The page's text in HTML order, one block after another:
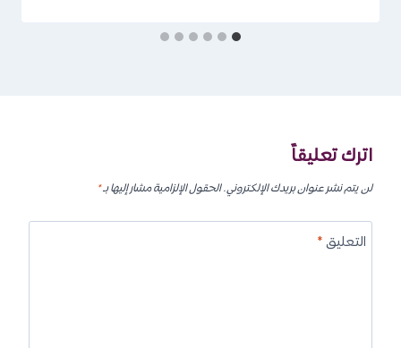
اترك تعليقاً
لن يتم نشر عنوان بريدك الإلكتروني.الحقول الإلزامية مشار إليها بـ*
التعليق*